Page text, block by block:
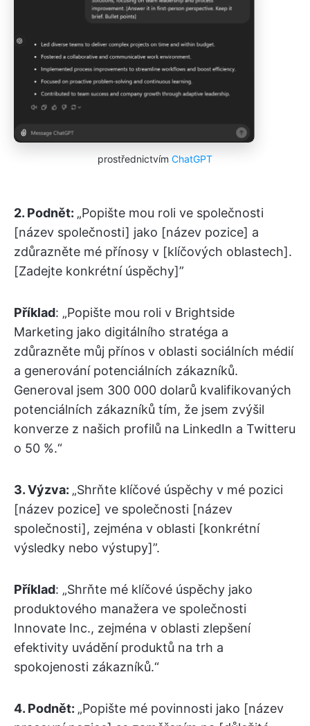
prostřednictvím ChatGPT
2. Podnět: „Popište mou roli ve společnosti
[název společnosti] jako [název pozice] a
zdůrazněte mé přínosy v [klíčových oblastech].
[Zadejte konkrétní úspěchy]”
Příklad: „Popište mou roli v Brightside
Marketing jako digitálního stratéga a
zdůrazněte můj přínos v oblasti sociálních médií
a generování potenciálních zákazníků.
Generoval jsem 300 000 dolarů kvalifikovaných
potenciálních zákazníků tím, že jsem zvýšil
konverze z našich profilů na LinkedIn a Twitteru
o 50 %.“
3.Výzva: „Shrňte klíčové úspěchy v mé pozici
[název pozice] ve společnosti [název
společnosti], zejména v oblasti [konkrétní
výsledky nebo výstupy]”.
Příklad: „Shrňte mé klíčové úspěchy jako
produktového manažera ve společnosti
Innovate Inc., zejména v oblasti zlepšení
efektivity uvádění produktů na trh a
spokojenosti zákazníků.“
4. Podnět: „Popište mé povinnosti jako [název